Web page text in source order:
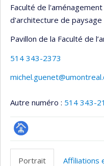
Faculté de
d'architecture de paysage
Pavillon de la Faculté de
514 343-2373
Autre numéro : 514 343-
Page
Portrait Affiliations